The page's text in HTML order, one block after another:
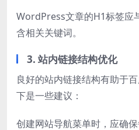
WordPress文章的H1标签应
含相关关键词。
3. 站内链接结构优化
良好的站内链接结构有助于
下是一些建议：
创建网站导航菜单时，应确